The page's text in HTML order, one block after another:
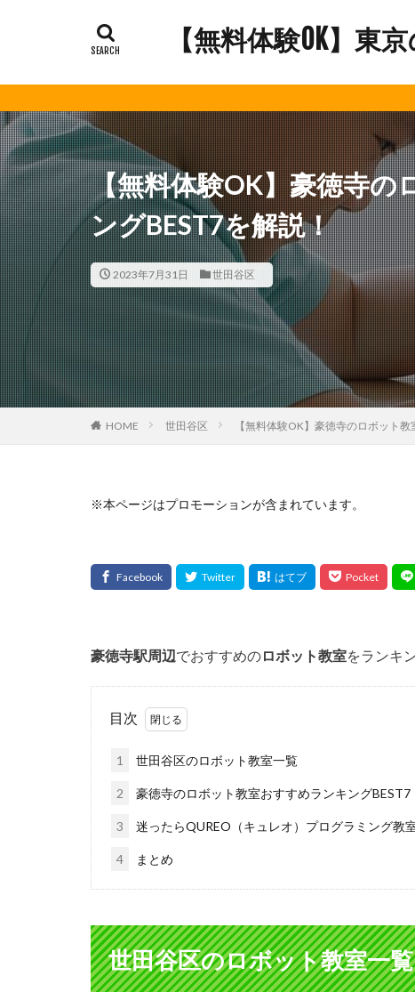
【無料体験OK】東
【無料体験OK】豪徳寺の
ングBEST7を解説！
2023年7月31日 世田谷区
HOME 世田谷区 【無料体験OK】豪徳寺のロボット
※本ページはプロモーションが含まれています。
豪徳寺駅周辺でおすすめのロボット教室をランキ
目次
1 世田谷区のロボット教室一覧
2 豪徳寺のロボット教室おすすめランキングBEST7
3 迷ったらQUREO（キュレオ）プログラミング教
4 まとめ
世田谷区のロボット教室一覧